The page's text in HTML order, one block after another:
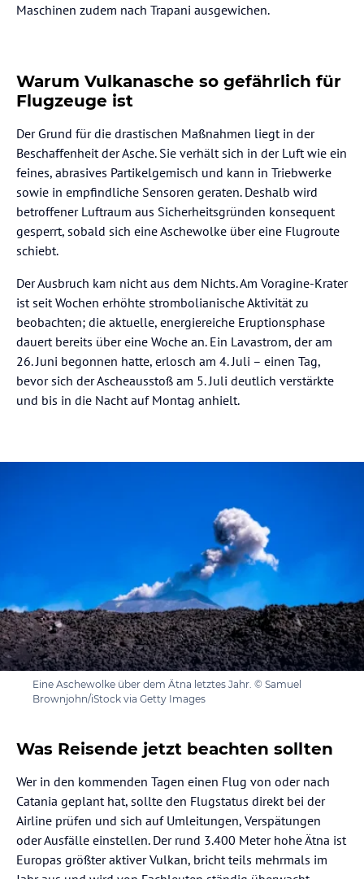
Maschinen zudem nach Trapani ausgewichen.
Warum Vulkanasche so gefährlich für
Flugzeuge ist
Der Grund für die drastischen Maßnahmen liegt in der
Beschaffenheit der Asche. Sie verhält sich in der Luft wie ein
feines, abrasives Partikelgemisch und kann in Triebwerke
sowie in empfindliche Sensoren geraten. Deshalb wird
betroffener Luftraum aus Sicherheitsgründen konsequent
gesperrt, sobald sich eine Aschewolke über eine Flugroute
schiebt.
Der Ausbruch kam nicht aus dem Nichts. Am Voragine-Krater
ist seit Wochen erhöhte strombolianische Aktivität zu
beobachten; die aktuelle, energiereiche Eruptionsphase
dauert bereits über eine Woche an. Ein Lavastrom, der am
26. Juni begonnen hatte, erlosch am 4. Juli – einen Tag,
bevor sich der Ascheausstoß am 5. Juli deutlich verstärkte
und bis in die Nacht auf Montag anhielt.
Eine Aschewolke über dem Ätna letztes Jahr. © Samuel
Brownjohn/iStock via Getty Images
Was Reisende jetzt beachten sollten
Wer in den kommenden Tagen einen Flug von oder nach
Catania geplant hat, sollte den Flugstatus direkt bei der
Airline prüfen und sich auf Umleitungen, Verspätungen
oder Ausfälle einstellen. Der rund 3.400 Meter hohe Ätna ist
Europas größter aktiver Vulkan, bricht teils mehrmals im